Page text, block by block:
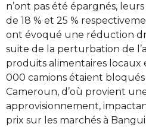
n’ont pas été épargnés,
de 18 % et 25 %
ont évoqué une réduction
suite de la perturbation de
produits alimentaires locaux
000 camions étaient
Cameroun, d’où provient
approvisionnement,
prix sur les marchés à